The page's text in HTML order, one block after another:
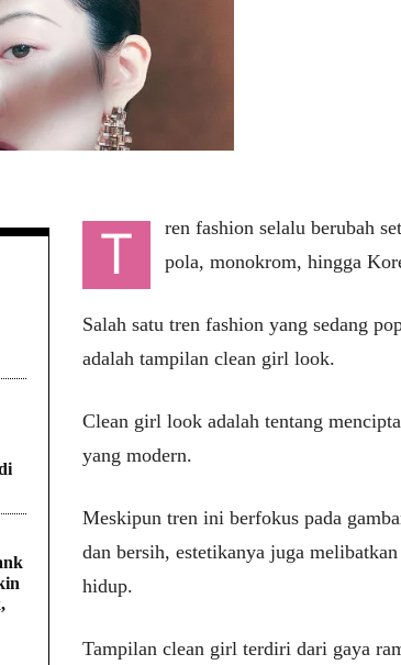
T
ren fashion selalu berubah
pola, monokrom, hingga
Salah satu tren fashion yang sedang
adalah tampilan clean girl look.
Clean girl look adalah tentang
yang modern.
Meskipun tren ini berfokus pada
dan bersih, estetikanya juga
hidup.
Tampilan clean girl terdiri dari gaya